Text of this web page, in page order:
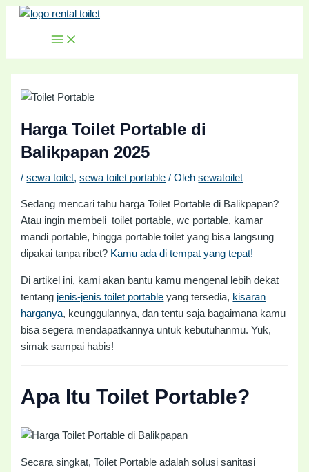
Lewati
MAIN
MENU
Harga Toilet Portable di
Balikpapan 2025
/sewa toilet,sewa toilet portable / Olehsewatoilet
Sedang mencari tahu harga Toilet Portable di Balikpapan?
Atau ingin membeli toilet portable, wc portable, kamar
mandi portable, hingga portable toilet yang bisa langsung
dipakai tanpa ribet? Kamu ada di tempat yang tepat!
Di artikel ini, kami akan bantu kamu mengenal lebih dekat
tentang jenis-jenis toilet portable yang tersedia, kisaran
harganya, keunggulannya, dan tentu saja bagaimana kamu
bisa segera mendapatkannya untuk kebutuhanmu. Yuk,
simak sampai habis!
Apa Itu Toilet Portable?
Secara singkat, Toilet Portable adalah solusi sanitasi
Post